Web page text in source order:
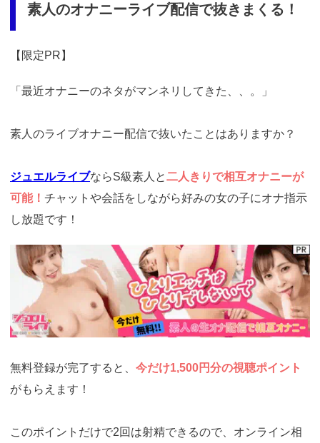
素人のオナニーライブ配信で抜きまくる！
【限定PR】
「最近オナニーのネタがマンネリしてきた、、。」
素人のライブオナニー配信で抜いたことはありますか？
ジュエルライブならS級素人と二人きりで相互オナニーが
可能！ チャットや会話をしながら好みの女の子にオナ指示
し放題です！
https://www.j-
live.tv/LiveChat/acs.php?
si=jwchatt&pid=MLA5661_0001&pa=lp33.php
無料登録が完了すると、 今だけ1,500円分の視聴ポイント
がもらえます！
このポイントだけで2回は射精できるので、オンライン相